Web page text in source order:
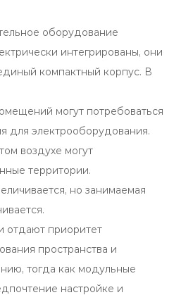
оборудование
интегрированы, они
компактный корпус. В
могут потребоваться
для электрооборудования.
воздухе могут
территории.
но занимаемая
отдают приоритет
пространства и
тогда как модульные
настройке и